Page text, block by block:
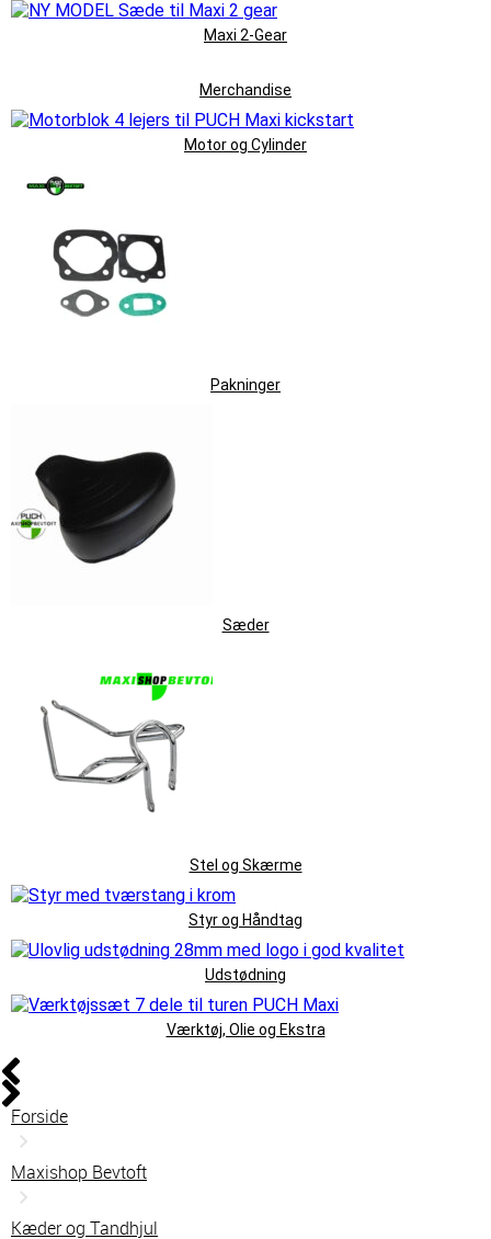
Maxi 2-Gear
Merchandise
Motor og Cylinder
Pakninger
Sæder
Stel og Skærme
Styr og Håndtag
Udstødning
Værktøj, Olie og Ekstra
Forside
Maxishop Bevtoft
Kæder og Tandhjul